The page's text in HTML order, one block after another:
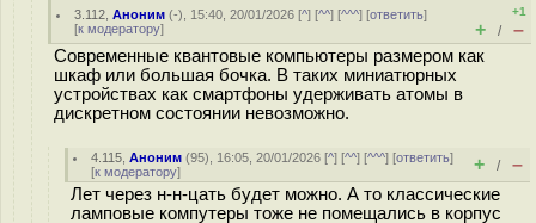
3.112 ,Аноним (-), 15:40, 20/01/2026 [^] [^^] [^^^] [ответить]
[к модератору]
+1
+ / –
Современные квантовые компьютеры размером как
шкаф или большая бочка. В таких миниатюрных
устройствах как смартфоны удерживать атомы в
дискретном состоянии невозможно.
4.115 ,Аноним (95), 16:05, 20/01/2026 [^] [^^] [^^^] [ответить]
[к модератору] + / –
Лет через н-н-цать будет можно. А то классические
ламповые компутеры тоже не помещались в корпус